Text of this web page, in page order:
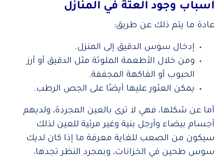
أسباب وجود العتة في المنازل
عادة ما يتم ذلك عن طريق:
إدخال سوس الدقيق إلى المنزل.
ومن خلال الأطعمة الملوثة مثل الدقيق أو أرز
الحبوب أو الفاكهة المجففة.
يمكن العثور عليها أيضًا على الجص الرطب.
أما عن شكلها، فهي لا ترى بالعين المجردة، ولديهم
أجسام بيضاء وأرجل بنية وغير مرئية للعين لذلك
سيكون من الصعب للغاية معرفة ما إذا كان لديك
سوس طحين في الخزانات، وبمجرد النظر تجدها،